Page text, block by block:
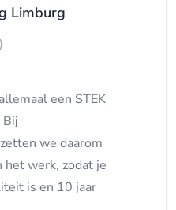
Limburg
een STEK
Bij
we daarom
het werk, zodat je
is en 10 jaar